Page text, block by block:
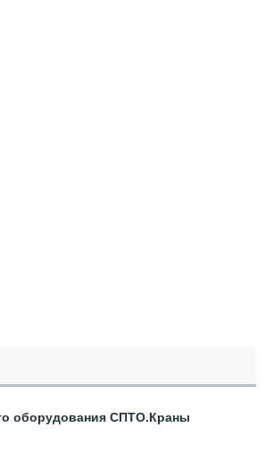
оборудования СПТО.Краны